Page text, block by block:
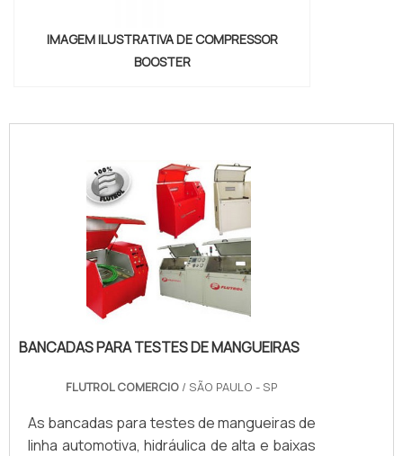
IMAGEM ILUSTRATIVA DE COMPRESSOR
BOOSTER
BANCADAS PARA TESTES DE MANGUEIRAS
FLUTROL COMERCIO / SÃO PAULO - SP
As bancadas para testes de mangueiras de
linha automotiva, hidráulica de alta e baixas